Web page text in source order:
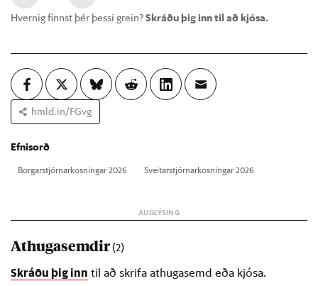
Hvernig finnst þér þessi grein?Skráðu þig inn til að kjósa.
hmld.in/FGvg
Efnisorð
Borg­ar­stjórn­ar­kosn­ing­ar 2026 Sveit­ar­stjórn­ar­kosn­ing­ar 2026
Athugasemdir(2)
Skráðu þig inn til að skrifa athugasemd eða kjósa.